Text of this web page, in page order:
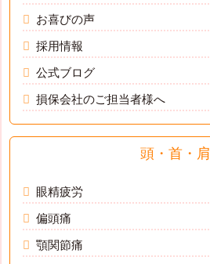
お喜びの声
採用情報
公式ブログ
損保会社のご担当者様へ
頭・首・肩
眼精疲労
偏頭痛
顎関節痛